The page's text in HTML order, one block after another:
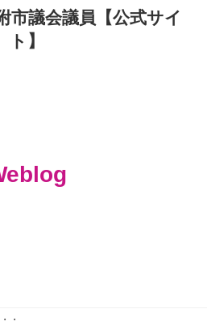
市議会議員【公式サイ
ト】
・